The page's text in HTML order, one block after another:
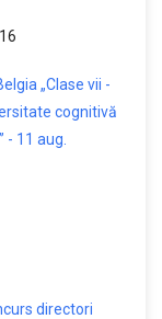
„Clase vii -
cognitivă
- 11 aug.
directori